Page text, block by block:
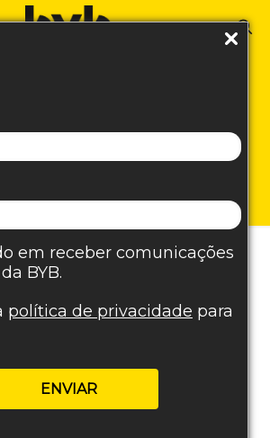
em receber comunicações
BYB.
política de privacidade para
ENVIAR
Industrial:
como ter
com sua